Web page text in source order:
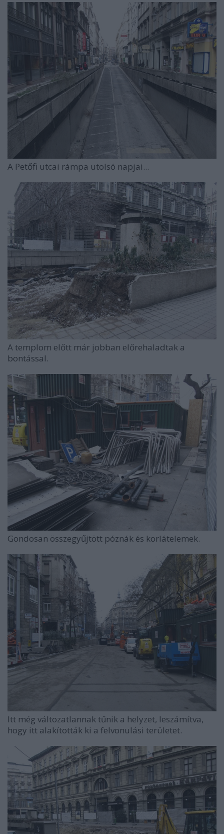
A Petőfi utcai rámpa utolsó napjai...
A templom előtt már jobban előrehaladtak a
bontással.
Gondosan összegyűjtött póznák és korlátelemek.
Itt még változatlannak tűnik a helyzet, leszámítva,
hogy itt alakították ki a felvonulási területet.